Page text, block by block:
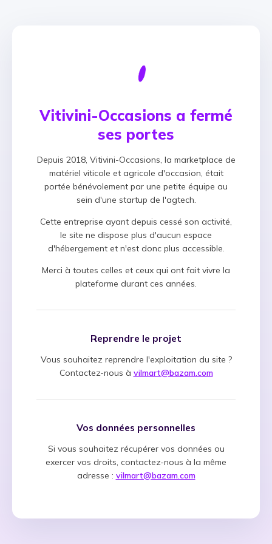
Vitivini-Occasions a fermé
ses portes
Depuis 2018, Vitivini-Occasions, la marketplace de
matériel viticole et agricole d'occasion, était
portée bénévolement par une petite équipe au
sein d'une startup de l'agtech.
Cette entreprise ayant depuis cessé son activité,
le site ne dispose plus d'aucun espace
d'hébergement et n'est donc plus accessible.
Merci à toutes celles et ceux qui ont fait vivre la
plateforme durant ces années.
Reprendre le projet
Vous souhaitez reprendre l'exploitation du site ?
Contactez-nous à vilmart@bazam.com
Vos données personnelles
Si vous souhaitez récupérer vos données ou
exercer vos droits, contactez-nous à la même
adresse : vilmart@bazam.com